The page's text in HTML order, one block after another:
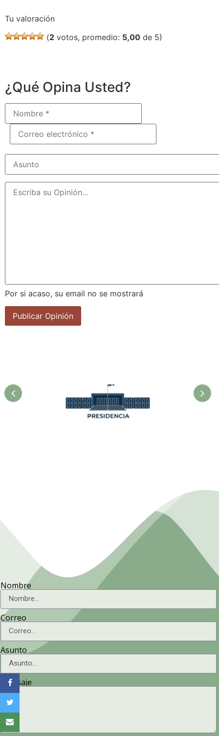
Tu valoración
(2 votos, promedio: 5,00 de 5)
¿Qué Opina Usted?
Por si acaso, su email no se mostrará
Nombre
Correo
Asunto
Mensaje